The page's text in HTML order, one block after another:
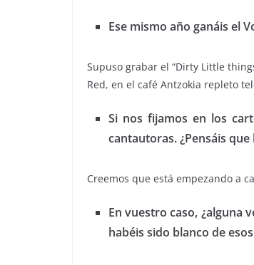
Ese mismo año ganáis el
Supuso grabar el “Dirty Little
Red, en el café Antzokia repleto
Si nos fijamos en los
cantautoras. ¿Pensáis
Creemos que está empezando a
En vuestro caso, ¿alguna
habéis sido blanco de